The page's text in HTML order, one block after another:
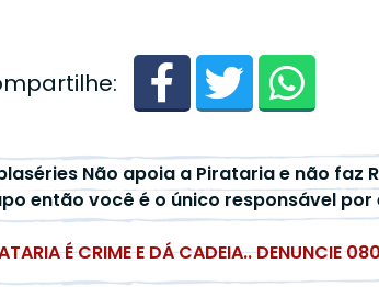
Não apoia a Pirataria e não faz
então você é o único responsável
É CRIME E DÁ CADEIA.. DENUNCIE